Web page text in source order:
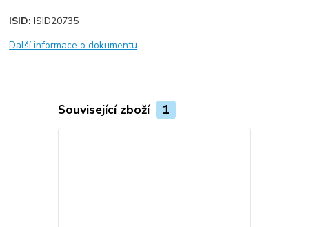
ISID:ISID20735
Další informace o dokumentu
Související zboží 1